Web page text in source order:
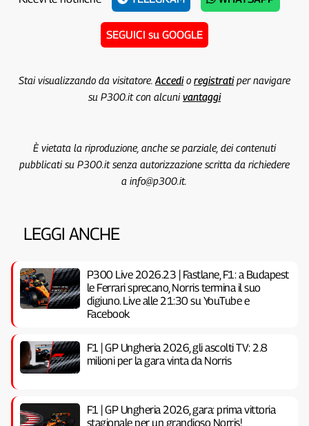
SEGUICI su GOOGLE
Stai visualizzando da visitatore. Accedio registratiper navigare
su P300.it con alcunivantaggi
È vietata la riproduzione, anche se parziale, dei contenuti
pubblicati su P300.it senza autorizzazione scritta da richiedere
a info@p300.it.
LEGGI ANCHE
P300 Live 2026.23 | Fastlane, F1: a Budapest
le Ferrari sprecano, Norris termina il suo
digiuno. Live alle 21:30 su YouTube e
Facebook
F1 | GP Ungheria 2026, gli ascolti TV: 2.8
milioni per la gara vinta da Norris
F1 | GP Ungheria 2026, gara: prima vittoria
stagionale per un grandioso Norris!